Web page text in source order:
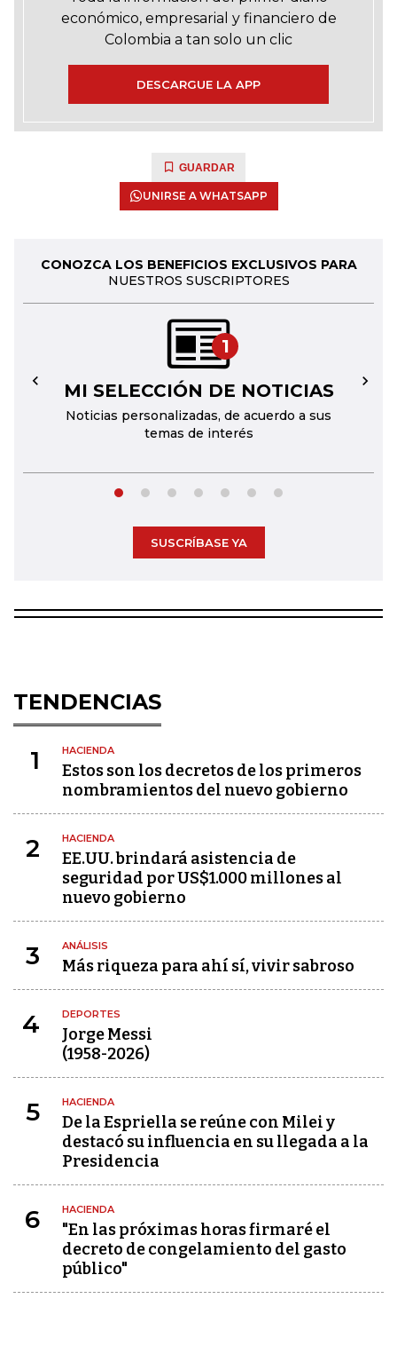
económico, empresarial y financiero de
Colombia a tan solo un clic
DESCARGUE LA APP
GUARDAR
UNIRSE A WHATSAPP
CONOZCA LOS BENEFICIOS EXCLUSIVOS PARA
NUESTROS SUSCRIPTORES
1
MI SELECCIÓN DE NOTICIAS
Noticias personalizadas, de acuerdo a sus
temas de interés
← →
SUSCRÍBASE YA
TENDENCIAS
1 HACIENDA
Estos son los decretos de los primeros
nombramientos del nuevo gobierno
2 HACIENDA
EE.UU. brindará asistencia de
seguridad por US$1.000 millones al
nuevo gobierno
3 ANÁLISIS
Más riqueza para ahí sí, vivir sabroso
4 DEPORTES
Jorge Messi
(1958-2026)
5 HACIENDA
De la Espriella se reúne con Milei y
destacó su influencia en su llegada a la
Presidencia
6 HACIENDA
"En las próximas horas firmaré el
decreto de congelamiento del gasto
público"